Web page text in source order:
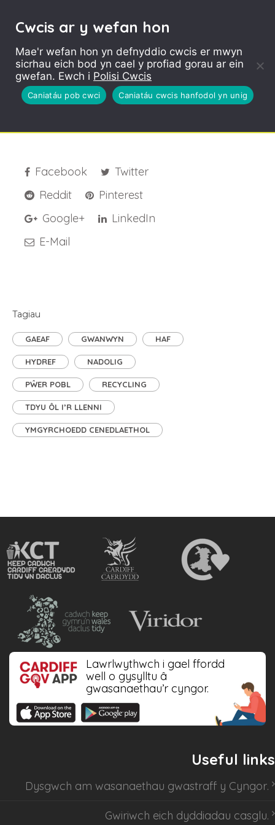
Love Your Parks
Logo Eng
Facebook
Twitter
Reddit
Pinterest
Google+
LinkedIn
E-Mail
Tagiau
GAEAF GWANWYN HAF
HYDREF NADOLIG
PŴER POBL RECYCLING
TDYU ÔL I’R LLENNI
YMGYRCHOEDD CENEDLAETHOL
Lawrlwythwch i gael ffordd
well o gysylltu â
gwasanaethau’r cyngor.
Useful links
Dysgwch am wasanaethau gwastraff y Cyngor.
Gwiriwch eich dyddiadau casglu.
Cwcis ar y wefan hon
Mae'r wefan hon yn defnyddio cwcis er mwyn
sicrhau eich bod yn cael y profiad gorau ar ein
gwefan. Ewch i Polisi Cwcis
Caniatáu pob cwci Caniatáu cwcis hanfodol yn unig